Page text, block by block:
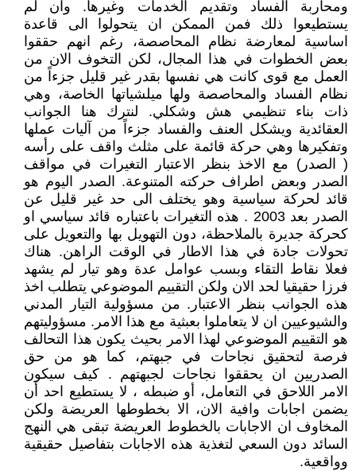
ومحاربة الفساد وتقديم الخدمات وغيرها. وان لم
يستطيعوا ذلك فمن الممكن ان يتحولوا الى قاعدة
اساسية لمعارضة نظام المحاصصة، رغم انهم حققوا
بعض الخطوات في هذا المجال، لكن التخوف الان من
العمل مع قوى كانت هي نفسها بقدر غير قليل جزءاً من
نظام الفساد والمحاصصة ولها ميلشياتها الخاصة، وهي
ذات بناء تنظيمي هش وشكلي. لنترك هنا الجوانب
العقائدية ويشكل العنف والفساد جزءاً من آليات عملها
وتفكيرها وهي حركة قائمة على مثلث واقف على رأسه
( الصدر) مع الاخذ بنظر الاعتبار التغيرات في مواقف
الصدر وبعض اطراف حركته المتنوعة. الصدر اليوم هو
قائد لحركة سياسية وهو يختلف الى حد غير قليل عن
الصدر بعد 2003 . هذه التغيرات باعتباره قائد سياسي او
كحركة جديرة بالملاحظة، دون التهويل بها والتعويل على
تحولات جادة في هذا الاطار في الوقت الراهن. هناك
فعلا نقاط التقاء وبسب عوامل عدة وهو تيار لم يشهد
فرزا حقيقيا لحد الان ولكن التقييم الموضوعي يتطلب اخذ
هذه الجوانب بنظر الاعتبار. من مسؤولية التيار المدني
والشيوعيين ان لا يتعاملوا بعبثية مع هذا الامر. مسؤوليتهم
هو التقييم الموضوعي لهذا الامر بحيث يكون هذا التحالف
فرصة لتحقيق نجاحات في جبهتم، كما هو من حق
الصدريين ان يحققوا نجاحات لجبهتهم . كيف سيكون
الامر اللاحق في التعامل، أو ضبطه ، لا يستطيع احد أن
يضمن اجابات وافية الان، الا بخطوطها العريضة ولكن
المخاوف ان الاجابات بالخطوط العريضة تبقى هي النهج
السائد دون السعي لتغذية هذه الاجابات بتفاصيل حقيقية
وواقعية.